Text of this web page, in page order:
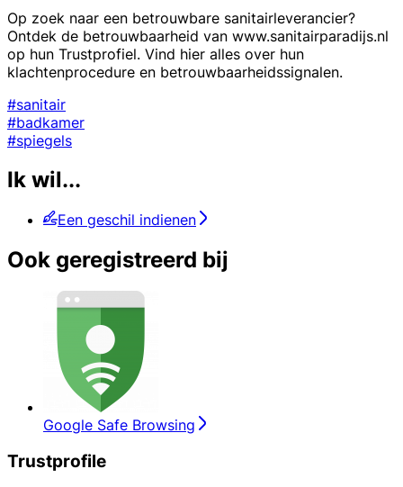
Op zoek naar een betrouwbare sanitairleverancier?
Ontdek de betrouwbaarheid van www.sanitairparadijs.nl
op hun Trustprofiel. Vind hier alles over hun
klachtenprocedure en betrouwbaarheidssignalen.
#sanitair
#badkamer
#spiegels
Ik wil...
Een geschil indienen
Ook geregistreerd bij
Google Safe Browsing
Trustprofile